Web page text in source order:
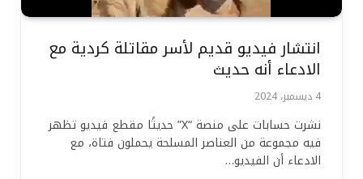
انتشار فيديو قديم لأسر مقاتلة كردية مع
الادعاء أنه حديث
4 ديسمبر، 2024
نشرت حسابات على منصة “X” حديثًا مقطع فيديو تظهر
فيه مجموعة من العناصر المسلحة يحملون فتاة، مع
الادعاء أن الفيديو…